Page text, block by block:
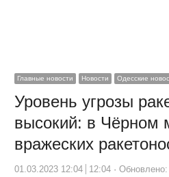
Главные новости Новости Одесские
Уровень угрозы
высокий: в Чёрном
вражеских
01.03.2023 12:04 12:04
Обновлено: